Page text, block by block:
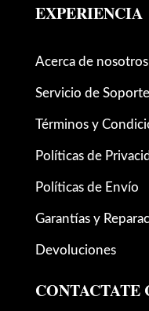
EXPERIENCIA
Acerca de nosotros
Servicio de
Términos y
Políticas de
Políticas de Envío
Garantías y
Devoluciones
CONTACTATE